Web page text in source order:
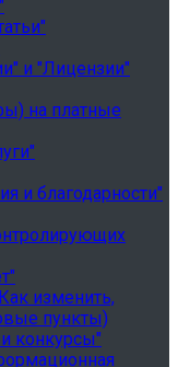
и "Лицензии"
на платные
и благодарности"
изменить,
пункты)
конкурсы"